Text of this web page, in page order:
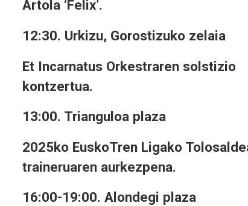
Artola ‘Felix’.
12:30. Urkizu, Gorostizuko zelaia
Et Incarnatus Orkestraren solstizio
kontzertua.
13:00. Trianguloa plaza
2025ko EuskoTren Ligako
traineruaren aurkezpena.
16:00-19:00. Alondegi plaza